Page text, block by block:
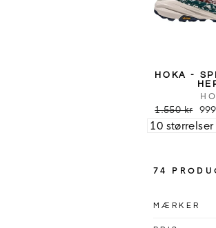
HOKA -
1.550 kr
10
74
MÆRKER